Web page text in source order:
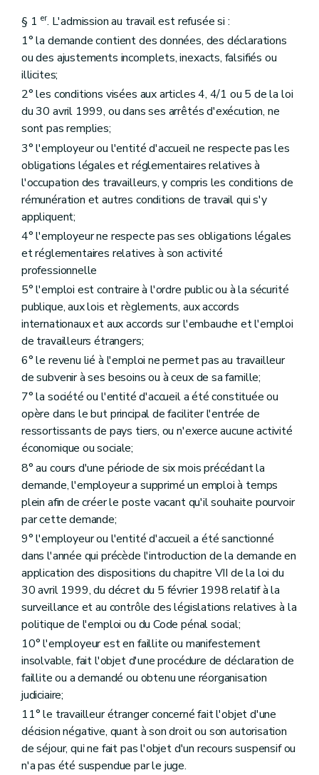
§ 1 er. L'admission au travail est refusée si :
1° la demande contient des données, des déclarations
ou des ajustements incomplets, inexacts, falsifiés ou
illicites;
2° les conditions visées aux articles 4, 4/1 ou 5 de la loi
du 30 avril 1999, ou dans ses arrêtés d'exécution, ne
sont pas remplies;
3° l'employeur ou l'entité d'accueil ne respecte pas les
obligations légales et réglementaires relatives à
l'occupation des travailleurs, y compris les conditions de
rémunération et autres conditions de travail qui s'y
appliquent;
4° l'employeur ne respecte pas ses obligations légales
et réglementaires relatives à son activité
professionnelle
5° l'emploi est contraire à l'ordre public ou à la sécurité
publique, aux lois et règlements, aux accords
internationaux et aux accords sur l'embauche et l'emploi
de travailleurs étrangers;
6° le revenu lié à l'emploi ne permet pas au travailleur
de subvenir à ses besoins ou à ceux de sa famille;
7° la société ou l'entité d'accueil a été constituée ou
opère dans le but principal de faciliter l'entrée de
ressortissants de pays tiers, ou n'exerce aucune activité
économique ou sociale;
8° au cours d'une période de six mois précédant la
demande, l'employeur a supprimé un emploi à temps
plein afin de créer le poste vacant qu'il souhaite pourvoir
par cette demande;
9° l'employeur ou l'entité d'accueil a été sanctionné
dans l'année qui précède l'introduction de la demande en
application des dispositions du chapitre VII de la loi du
30 avril 1999, du décret du 5 février 1998 relatif à la
surveillance et au contrôle des législations relatives à la
politique de l'emploi ou du Code pénal social;
10° l'employeur est en faillite ou manifestement
insolvable, fait l'objet d'une procédure de déclaration de
faillite ou a demandé ou obtenu une réorganisation
judiciaire;
11° le travailleur étranger concerné fait l'objet d'une
décision négative, quant à son droit ou son autorisation
de séjour, qui ne fait pas l'objet d'un recours suspensif ou
n'a pas été suspendue par le juge.